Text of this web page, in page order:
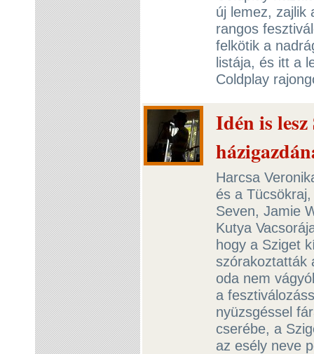
új lemez, zajlik
rangos
felkötik a
listája, és itt a
Coldplay
Idén is lesz
Harcsa
és a
Seven, Jamie
Kutya
hogy a Sziget
szórakoztatták
oda nem
a
nyüzsgéssel
cserébe, a
az esély neve